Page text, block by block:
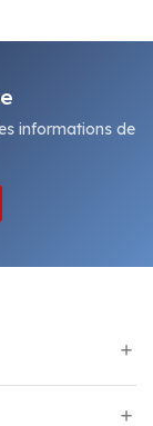
informations de